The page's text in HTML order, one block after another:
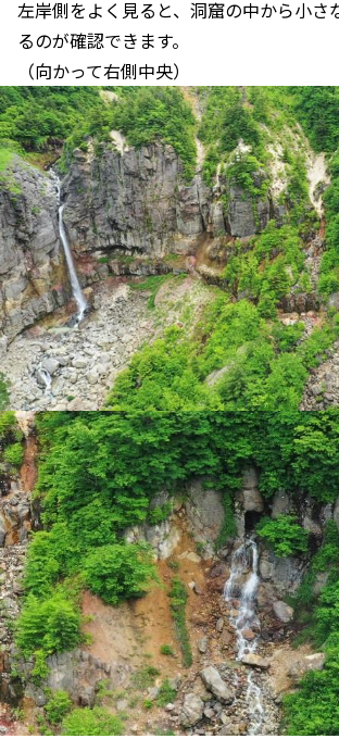
左岸側をよく見ると、洞窟の中から小さ
るのが確認できます。
（向かって右側中央）